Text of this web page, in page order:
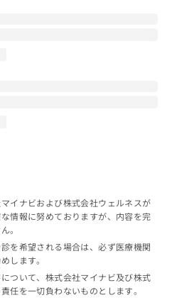
イナビおよび株式会社ウェルネスが
情報に努めておりますが、内容を完
。
を希望される場合は、必ず医療機関
します。
ついて、株式会社マイナビ及び株式
任を一切負わないものとします。